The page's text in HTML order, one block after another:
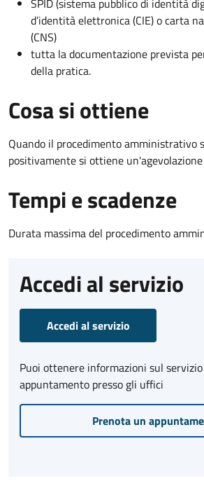
d’identità elettronica (CIE) o carta
(CNS)
tutta la documentazione prevista
della pratica.
Cosa si ottiene
Quando il procedimento amministrativo
positivamente si ottiene
Tempi e scadenze
Durata massima del procedimento
Accedi al servizio
Accedi al servizio
Puoi ottenere informazioni sul
appuntamento presso gli uffici
Prenota un